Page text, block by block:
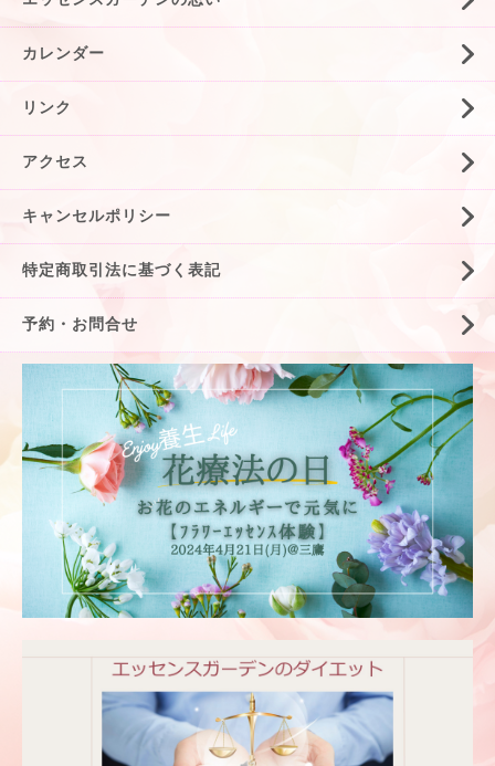
カレンダー
リンク
アクセス
キャンセルポリシー
特定商取引法に基づく表記
予約・お問合せ